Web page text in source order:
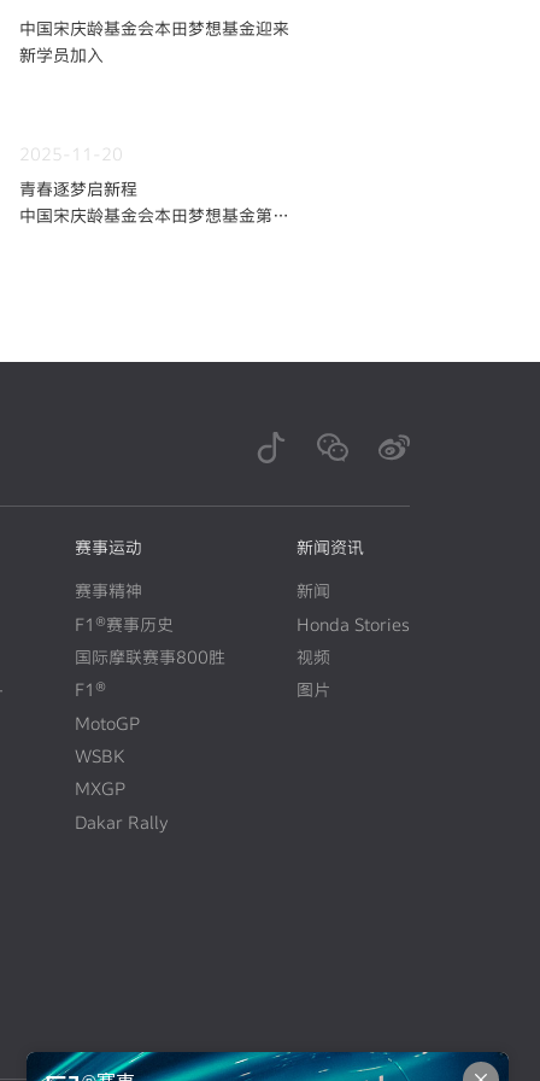
中国宋庆龄基金会本田梦想基金迎来
新学员加入
2025-11-20
青春逐梦启新程
中国宋庆龄基金会本田梦想基金第九
赛事运动
赛事精神
F1®赛事历史
国际摩联赛事800胜
F1®
MotoGP
WSBK
MXGP
Dakar Rally
新闻资讯
新闻
Honda Stories
视频
图片